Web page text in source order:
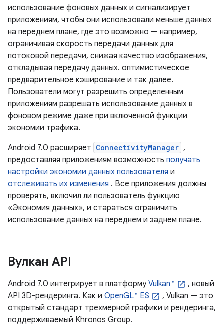
использование фоновых данных и сигнализирует
приложениям, чтобы они использовали меньше данных
на переднем плане, где это возможно — например,
ограничивая скорость передачи данных для
потоковой передачи, снижая качество изображения,
откладывая передачу данных. оптимистическое
предварительное кэширование и так далее.
Пользователи могут разрешить определенным
приложениям разрешать использование данных в
фоновом режиме даже при включенной функции
экономии трафика.
Android 7.0 расширяет ConnectivityManager ,
предоставляя приложениям возможность получать
настройки экономии данных пользователя и
отслеживать их изменения . Все приложения должны
проверять, включил ли пользователь функцию
«Экономия данных», и стараться ограничить
использование данных на переднем и заднем плане.
Вулкан API
Android 7.0 интегрирует в платформуVulkan™
, новый
API 3D-рендеринга. Как и OpenGL™ ES
, Vulkan — это
открытый стандарт трехмерной графики и рендеринга,
поддерживаемый Khronos Group.